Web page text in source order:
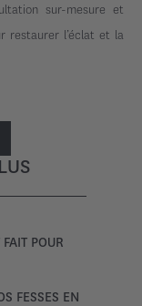
sur-mesure et
restaurer l’éclat et la
POUR
FESSES EN